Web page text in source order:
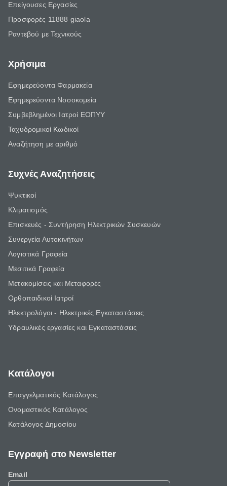
Επείγουσες Εργασίες
Προσφορές 11888 giaola
Ραντεβού με Τεχνικούς
Χρήσιμα
Εφημερεύοντα Φαρμακεία
Εφημερεύοντα Νοσοκομεία
Συμβεβλημένοι Ιατροί ΕΟΠΥΥ
Ταχυδρομικοί Κωδικοί
Αναζήτηση με αριθμό
Συχνές Αναζητήσεις
Ψυκτικοί
Κλιματισμός
Επισκευές - Συντήρηση Ηλεκτρικών Συσκευών
Συνεργεία Αυτοκινήτων
Λογιστικά Γραφεία
Μεσιτικά Γραφεία
Μετακομίσεις και Μεταφορές
Ορθοπαιδικοί Ιατροί
Ηλεκτρολόγοι - Ηλεκτρικές Εγκαταστάσεις
Υδραυλικές εργασίες και Εγκαταστάσεις
Κατάλογοι
Επαγγελματικός Κατάλογος
Ονομαστικός Κατάλογος
Κατάλογος Δημοσίου
Εγγραφή στο Newsletter
Email